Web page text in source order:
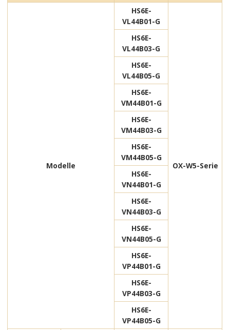
Modelle
HS6E-
VL44B01-G
OX-W5-Serie
HS6E-
VL44B03-G
HS6E-
VL44B05-G
HS6E-
VM44B01-G
HS6E-
VM44B03-G
HS6E-
VM44B05-G
HS6E-
VN44B01-G
HS6E-
VN44B03-G
HS6E-
VN44B05-G
HS6E-
VP44B01-G
HS6E-
VP44B03-G
HS6E-
VP44B05-G